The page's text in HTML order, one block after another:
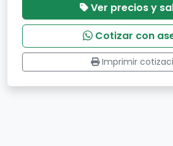
Ver precios y
Cotizar con
Imprimir